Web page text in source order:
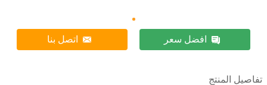
افضل سعر اتصل بنا
تفاصيل المنتج